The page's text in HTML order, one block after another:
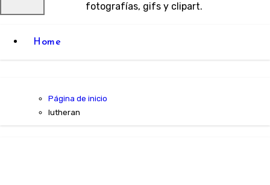
fotografías, gifs y clipart.
Home
Página de inicio
lutheran